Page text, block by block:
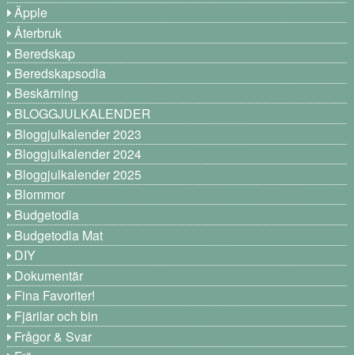
Äpple
Återbruk
Beredskap
Beredskapsodla
Beskärning
BLOGGJULKALENDER
Bloggjulkalender 2023
Bloggjulkalender 2024
Bloggjulkalender 2025
Blommor
Budgetodla
Budgetodla Mat
DIY
Dokumentär
Fina Favoriter!
Fjärilar och bin
Frågor & Svar